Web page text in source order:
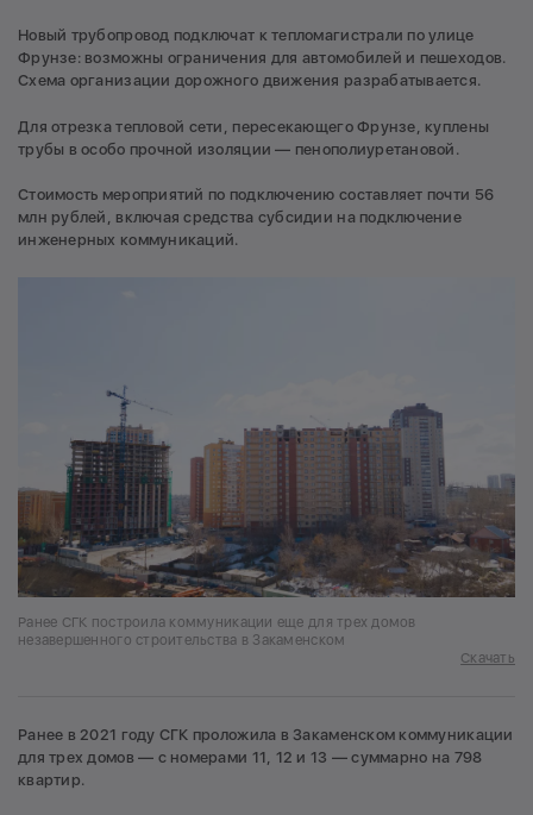
Новый трубопровод подключат к тепломагистрали по улице
Фрунзе: возможны ограничения для автомобилей и пешеходов.
Схема организации дорожного движения разрабатывается.
Для отрезка тепловой сети, пересекающего Фрунзе, куплены
трубы в особо прочной изоляции — пенополиуретановой.
Стоимость мероприятий по подключению составляет почти 56
млн рублей, включая средства субсидии на подключение
инженерных коммуникаций.
Ранее СГК построила коммуникации еще для трех домов
незавершенного строительства в Закаменском
Скачать
Ранее в 2021 году СГК проложила в Закаменском коммуникации
для трех домов — с номерами 11, 12 и 13 — суммарно на 798
квартир.